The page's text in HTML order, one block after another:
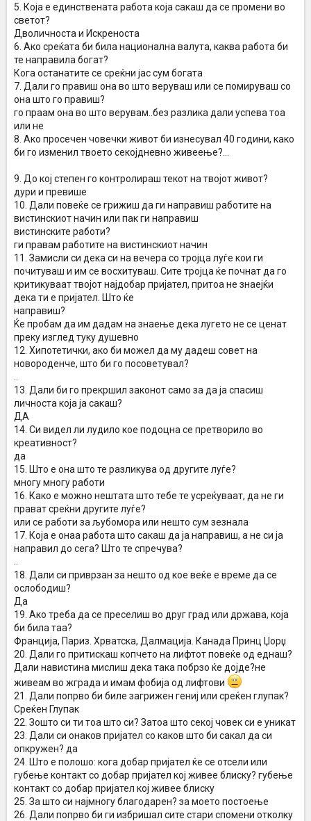
5. Која е единствената работа која сакаш да се промени во
светот?
Дволичноста и Искреноста
6. Ако среќата би била национална валута, каква работа би
те направила богат?
Кога останатите се среќни јас сум богата
7. Дали го правиш она во што веруваш или се помируваш со
она што го правиш?
го праам она во што верувам..без разлика дали успева тоа
или не
8. Ако просечен човечки живот би изнесувал 40 години, како
би го изменил твоето секојдневно живеење?...
9. До кој степен го контролираш текот на твојот живот?
дури и превише
10. Дали повеќе се грижиш да ги направиш работите на
вистинскиот начин или пак ги направиш
вистинските работи?
ги правам работите на вистинскиот начин
11. Замисли си дека си на вечера со тројца луѓе кои ги
почитуваш и им се восхитуваш. Сите тројца ќе почнат да го
критикуваат твојот најдобар пријател, притоа не знаејќи
дека ти е пријател. Што ќе
направиш?
Ќе пробам да им дадам на знаење дека лугето не се ценат
преку изглед туку душевно
12. Хипотетички, ако би можел да му дадеш совет на
новороденче, што би го посоветувал?
13. Дали би го прекршил законот само за да ја спасиш
личноста која ја сакаш?
ДА
14. Си видел ли лудило кое подоцна се претворило во
креативност?
да
15. Што е она што те разликува од другите луѓе?
многу многу работи
16. Како е можно нештата што тебе те усреќуваат, да не ги
прават среќни другите луѓе?
или се работи за љубомора или нешто сум зезнала
17. Која е онаа работа што сакаш да ја направиш, а не си ја
направил до сега? Што те спречува?
18. Дали си приврзан за нешто од кое веќе е време да се
ослободиш?
Да
19. Ако треба да се преселиш во друг град или држава, која
би била таа?
Франција, Париз. Хрватска, Далмација. Канада Принц Џорџ
20. Дали го притискаш копчето на лифтот повеќе од еднаш?
Дали навистина мислиш дека така побрзо ќе дојде?не
живеам во жграда и имам фобија од лифтови
21. Дали попрво би биле загрижен гениј или среќен глупак?
Среќен Глупак
22. Зошто си ти тоа што си? Затоа што секој човек си е уникат
23. Дали си онаков пријател со каков што би сакал да си
опкружен? да
24. Што е полошо: кога добар пријател ќе се отсели или
губење контакт со добар пријател кој живее блиску? губење
контакт со добар пријател кој живее блиску
25. За што си најмногу благодарен? за моето постоење
26. Дали попрво би ги избришал сите стари спомени отколку